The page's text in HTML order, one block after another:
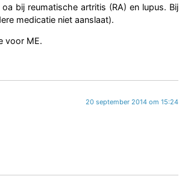
bij reumatische artritis (RA) en lupus. Bij
medicatie niet aanslaat).
voor ME.
20 september 2014 om 15:24